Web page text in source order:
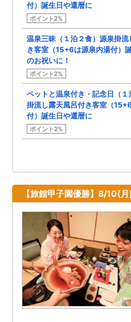
付）誕生日や還暦に
ポイント2%
温泉三昧（１泊２食）源泉掛流
き客室（15+6は源泉内湯付）
のお祝いに！
ポイント2%
ペットと温泉付き・記念日（１
掛流し露天風呂付き客室（
付）誕生日や還暦に
ポイント2%
【旅館甲子園優勝】8/10(